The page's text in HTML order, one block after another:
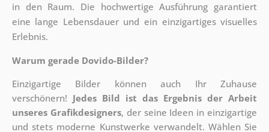
in den Raum. Die hochwertige Ausführung garantiert
eine lange Lebensdauer und ein einzigartiges visuelles
Erlebnis.
Warum gerade Dovido-Bilder?
Einzigartige Bilder können auch Ihr Zuhause
verschönern! Jedes Bild ist das Ergebnis der Arbeit
unseres Grafikdesigners, der seine Ideen in einzigartige
und stets moderne Kunstwerke verwandelt. Wählen Sie